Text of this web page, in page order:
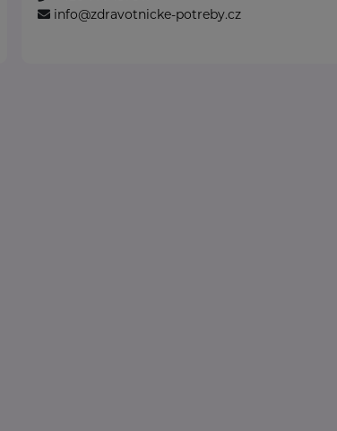
info@zdravotnicke-potreby.cz